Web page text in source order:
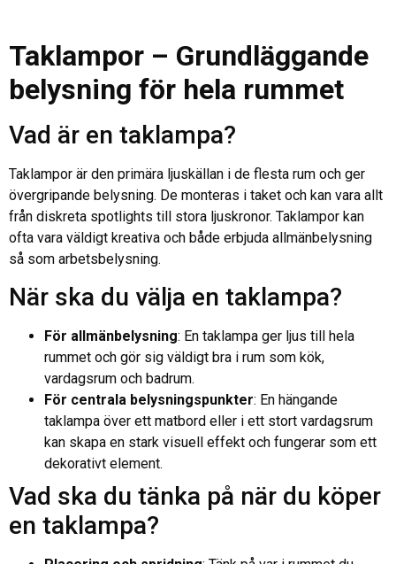
Taklampor – Grundläggande
belysning för hela rummet
Vad är en taklampa?
Taklampor är den primära ljuskällan i de flesta rum och ger
övergripande belysning. De monteras i taket och kan vara allt
från diskreta spotlights till stora ljuskronor. Taklampor kan
ofta vara väldigt kreativa och både erbjuda allmänbelysning
så som arbetsbelysning.
När ska du välja en taklampa?
För allmänbelysning: En taklampa ger ljus till hela
rummet och gör sig väldigt bra i rum som kök,
vardagsrum och badrum.
För centrala belysningspunkter: En hängande
taklampa över ett matbord eller i ett stort vardagsrum
kan skapa en stark visuell effekt och fungerar som ett
dekorativt element.
Vad ska du tänka på när du köper
en taklampa?